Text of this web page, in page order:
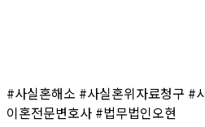
#사실혼해소 #사실혼위자료청구 #
이혼전문변호사 #법무법인오현